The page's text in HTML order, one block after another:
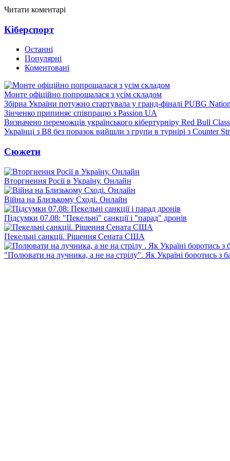
Читати коментарі
Кіберспорт
Останні
Популярні
Коментовані
Монте офіційно попрощалася з усім складом
Збірна України потужно стартувала у гранд-фіналі PUBG
Зінченко припиняє співпрацю з Passion UA
Визначено переможців українського кібертурніру Red Bull
Українці з B8 без поразок вийшли з групи в турнірі з Counter
Сюжети
Вторгнення Росії в Україну. Онлайн
Війна на Близькому Сході. Онлайн
Підсумки 07.08: "Пекельні" санкції і "парад" дронів
Пекельні санкції. Рішення Сената США
"Полювати на лучника, а не на стрілу". Як Україні боротись з